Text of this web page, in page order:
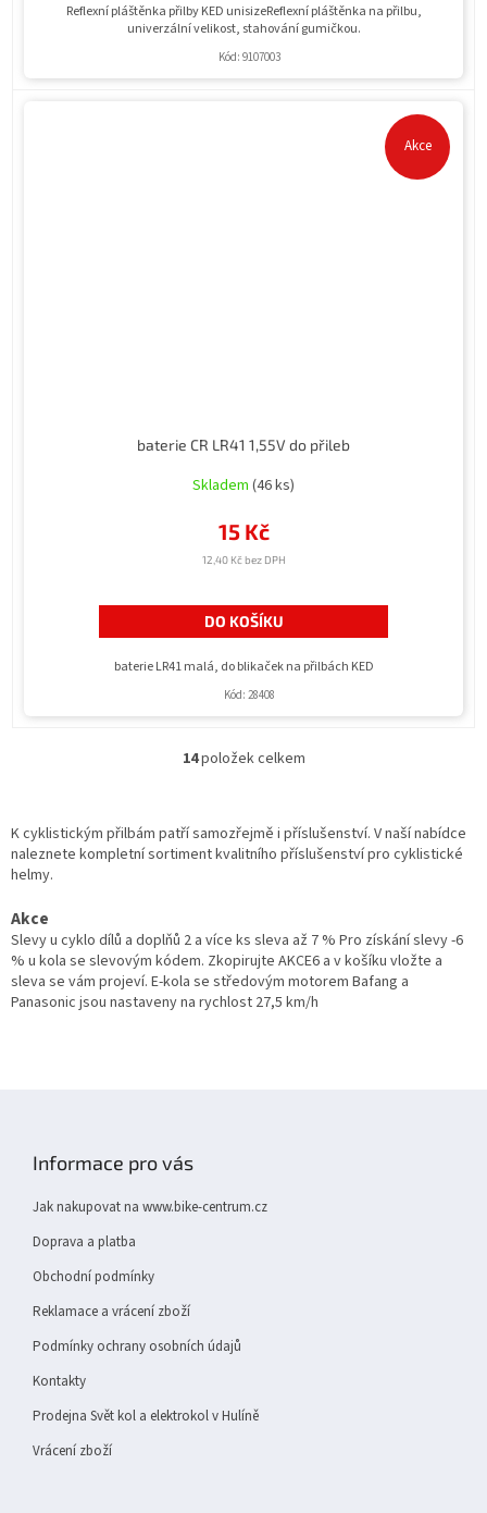
Reflexní pláštěnka přilby KED unisizeReflexní pláštěnka na přilbu,
univerzální velikost, stahování gumičkou.
Kód: 9107003
Akce
baterie CR LR41 1,55V do přileb
Skladem (46 ks)
12,40 Kč bez DPH
15 Kč
DO KOŠÍKU
baterie LR41 malá, do blikaček na přilbách KED
Kód: 28408
O
á
d
p
r
v
k
14položek celkem
K cyklistickým přilbám patří samozřejmě i příslušenství. V naší nabídce
naleznete kompletní sortiment kvalitního příslušenství pro cyklistické
helmy.
Akce
Slevy u cyklo dílů a doplňů 2 a více ks sleva až 7 % Pro získání slevy -6
% u kola se slevovým kódem. Zkopirujte AKCE6 a v košíku vložte a
sleva se vám projeví. E-kola se středovým motorem Bafang a
Panasonic jsou nastaveny na rychlost 27,5 km/h
Informace pro vás
Jak nakupovat na www.bike-centrum.cz
Doprava a platba
Obchodní podmínky
Reklamace a vrácení zboží
Podmínky ochrany osobních údajů
Kontakty
Prodejna Svět kol a elektrokol v Hulíně
Vrácení zboží